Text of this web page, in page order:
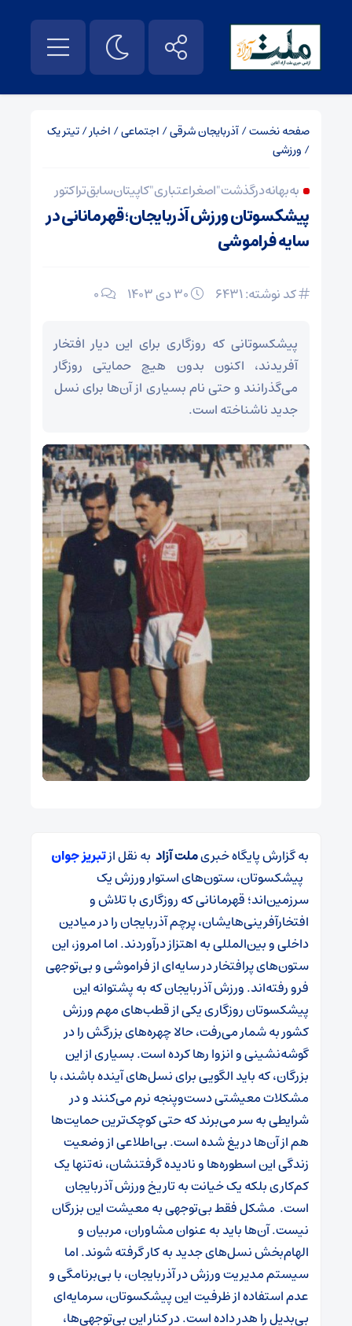
صفحه نخست/آذربایجان شرقی/ اجتماعی/ اخبار/تیتر یک
/ ورزشی
به بهانه درگذشت "اصغر اعتباری" کاپیتان سابق تراکتور
پیشکسوتان ورزش آذربایجان؛ قهرمانانی در
سایه فراموشی
کد نوشته: 6431 0
پیشکسوتانی که روزگاری برای این دیار افتخار
آفریدند، اکنون بدون هیچ حمایتی روزگار
می‌گذرانند و حتی نام بسیاری از آن‌ها برای نسل
جدید ناشناخته است.
به گزارش پایگاه خبریملت آزاد به نقل ازتبریز جوان
پیشکسوتان، ستون‌های استوار ورزش یک
سرزمین‌اند؛ قهرمانانی که روزگاری با تلاش و
افتخارآفرینی‌هایشان، پرچم آذربایجان را در میادین
داخلی و بین‌المللی به اهتزاز درآوردند. اما امروز، این
ستون‌های پرافتخار در سایه‌ای از فراموشی و بی‌توجهی
فرو رفته‌اند. ورزش آذربایجان که به پشتوانه این
پیشکسوتان روزگاری یکی از قطب‌های مهم ورزش
کشور به شمار می‌رفت، حالا چهره‌های بزرگش را در
گوشه‌نشینی و انزوا رها کرده است. بسیاری از این
بزرگان، که باید الگویی برای نسل‌های آینده باشند، با
مشکلات معیشتی دست‌وپنجه نرم می‌کنند و در
شرایطی به سر می‌برند که حتی کوچک‌ترین حمایت‌ها
هم از آن‌ها دریغ شده است. بی‌اطلاعی از وضعیت
زندگی این اسطوره‌ها و نادیده گرفتنشان، نه‌تنها یک
کم‌کاری بلکه یک خیانت به تاریخ ورزش آذربایجان
است. مشکل فقط بی‌توجهی به معیشت این بزرگان
نیست. آن‌ها باید به عنوان مشاوران، مربیان و
الهام‌بخش نسل‌های جدید به کار گرفته شوند. اما
سیستم مدیریت ورزش در آذربایجان، با بی‌برنامگی و
عدم استفاده از ظرفیت این پیشکسوتان، سرمایه‌ای
بی‌بدیل را هدر داده است. در کنار این بی‌توجهی‌ها،